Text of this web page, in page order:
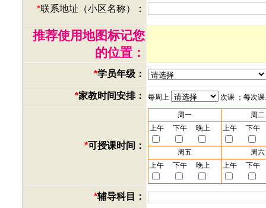
*联系地址（小区名称）：
推荐使用地图标记您
的位置：
*学员年级：
*家教时间安排： 每周上 次课 ；每次
*可授课时间：
周一
周二
上午
下午 晚上 上午 下午
周五
周六
上午
下午 晚上 上午 下午
*辅导科目：